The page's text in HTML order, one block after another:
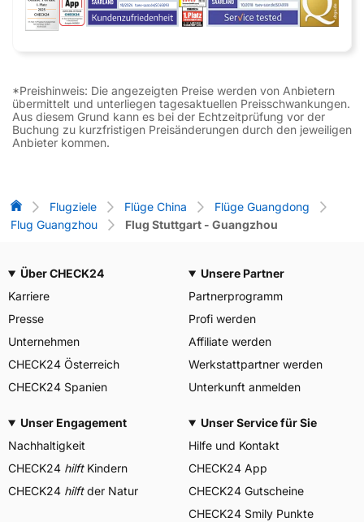
*Preishinweis: Die angezeigten Preise werden von Anbietern
übermittelt und unterliegen tagesaktuellen Preisschwankungen.
Aus diesem Grund kann es bei der Echtzeitprüfung vor der
Buchung zu kurzfristigen Preisänderungen durch den jeweiligen
Anbieter kommen.
Flug-Vergleich
Flugziele Flüge China
Flüge Guangdong
Flug Guangzhou
Flug Stuttgart - Guangzhou
Über CHECK24
Karriere
Presse
Unternehmen
CHECK24 Österreich
CHECK24 Spanien
Unsere Partner
Partnerprogramm
Profi werden
Affiliate werden
Werkstattpartner werden
Unterkunft anmelden
Unser Engagement
Nachhaltigkeit
CHECK24 hilftKindern
CHECK24 hilftder Natur
Unser Service für Sie
Hilfe und Kontakt
CHECK24 App
CHECK24 Gutscheine
CHECK24 Smily Punkte